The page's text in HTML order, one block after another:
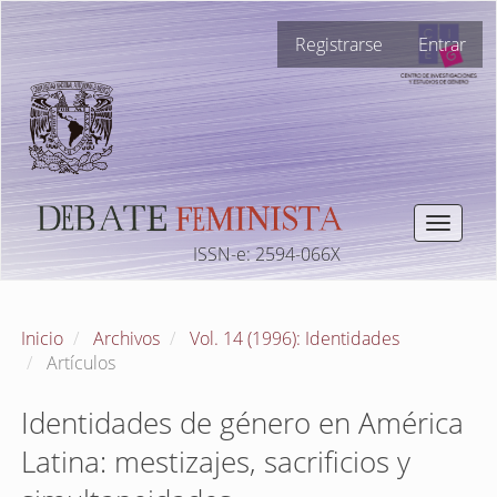
Navegación
principal
Contenido
principal
Barra
lateral
Registrarse Entrar
Toggle
ISSN-e: 2594-066X
Inicio Archivos
Vol. 14 (1996): Identidades
Artículos
Identidades de género en América
Latina: mestizajes, sacrificios y